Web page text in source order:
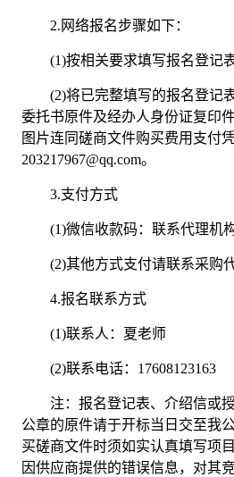
2.网络报名步骤如下：
(1)按相关要求填写报名登记表
(2)将已完整填写的报名登记
委托书原件及经办人身份证复印
图片连同磋商文件购买费用支付
203217967@qq.com。
3.支付方式
(1)微信收款码： 联系代理机
(2)其他方式支付请联系采购
4.报名联系方式
(1)联系人：夏老师
(2)联系电话： 17608123163
注：报名登记表、介绍信或
公章的原件请于开标当日交至我
买磋商文件时须如实认真填写项
因供应商提供的错误信息，对其